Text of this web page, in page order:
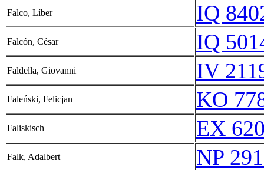
Falco, Líber IQ
Falcón, César IQ
Faldella, Giovanni IV
Faleński, Felicjan KO
Faliskisch EX
Falk, Adalbert NP